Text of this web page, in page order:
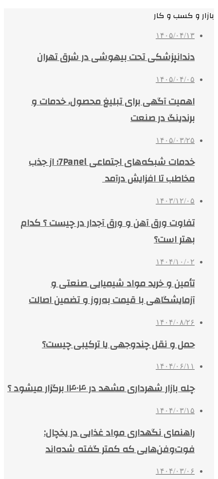
بازار و کسب و کار
۱۴۰۵/۰۴/۱۳
دندانپزشکی تحت بیهوشی در شرق تهران
۱۴۰۵/۰۴/۰۵
اهمیت آگهی برای تبلیغ محصول، خدمات و
برندینگ در صنعت
۱۴۰۵/۰۳/۲۵
خدمات شبکه‌های اجتماعی 7Panel؛ از جذب
مخاطب تا افزایش درآمد
۱۴۰۳/۱۲/۰۵
تفاوت ورق آهن و ورق آجدار در چیست ؟ کدام
بهتر است؟
۱۴۰۴/۱۰/۰۲
تأمین و خرید مواد شیمیایی صنعتی و
آزمایشگاهی با قیمت به‌روز و تضمین اصالت
۱۴۰۴/۰۸/۲۶
حمل و نقل چندوجهی یا ترکیبی چیست؟
۱۴۰۴/۰۶/۱۱
چله بازار شهرداری مشهد در ۱۴۰۴ برگزار میشود ؟
۱۴۰۴/۰۳/۱۵
راهنمای نگهداری مواد غذایی در یخچال:
فوت‌وفن‌هایی که کمتر گفته شده‌اند
۱۴۰۴/۰۳/۰۶